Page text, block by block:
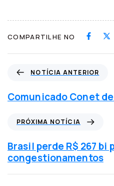
COMPARTILHE NO
t
í
a
n
t
NOTÍCIA ANTERIOR
Comunicado Conet
ó
x
i
m
PRÓXIMA NOTÍCIA
Brasil perde R$ 267 bi
congestionamentos